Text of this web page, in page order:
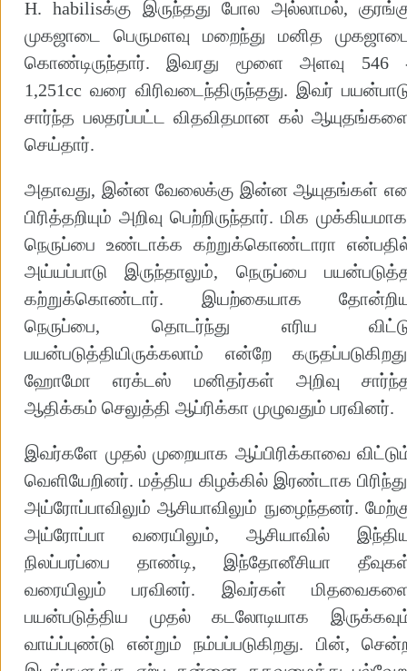
H. habilisக்கு இருந்தது போல அல்லாமல்,
முகஜாடை பெருமளவு மறைந்து மனித
கொண்டிருந்தார். இவரது மூளை அளவு 546
1,251cc வரை விரிவடைந்திருந்தது. இவர்
சார்ந்த பலதரப்பட்ட விதவிதமான கல்
செய்தார்.
அதாவது, இன்ன வேலைக்கு இன்ன ஆயுதங்கள்
பிரித்தறியும் அறிவு பெற்றிருந்தார். மிக
நெருப்பை உண்டாக்க கற்றுக்கொண்டாரா
அய்யப்பாடு இருந்தாலும், நெருப்பை
கற்றுக்கொண்டார். இயற்கையாக
நெருப்பை, தொடர்ந்து எரிய
பயன்படுத்தியிருக்கலாம் என்றே
ஹோமோ எரக்டஸ் மனிதர்கள் அறிவு
ஆதிக்கம் செலுத்தி ஆப்ரிக்கா முழுவதும் பரவினர்.
இவர்களே முதல் முறையாக ஆப்பிரிக்காவை
வெளியேறினர். மத்திய கிழக்கில் இரண்டாக
அய்ரோப்பாவிலும் ஆசியாவிலும் நுழைந்தனர்.
அய்ரோப்பா வரையிலும், ஆசியாவில்
நிலப்பரப்பை தாண்டி, இந்தோனீசியா
வரையிலும் பரவினர். இவர்கள்
பயன்படுத்திய முதல் கடலோடியாக
வாய்ப்புண்டு என்றும் நம்பப்படுகிறது. பின்,